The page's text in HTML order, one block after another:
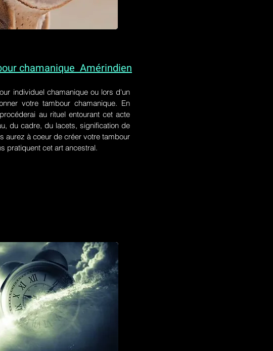
chamanique Amérindien
individuel chamaniqueou lors d'un
votre tambour chamanique. En
au rituel entourant cet acte
du cadre, du lacets, signification de
aurez à coeur de créer votre tambour
pratiquent cet art ancestral.